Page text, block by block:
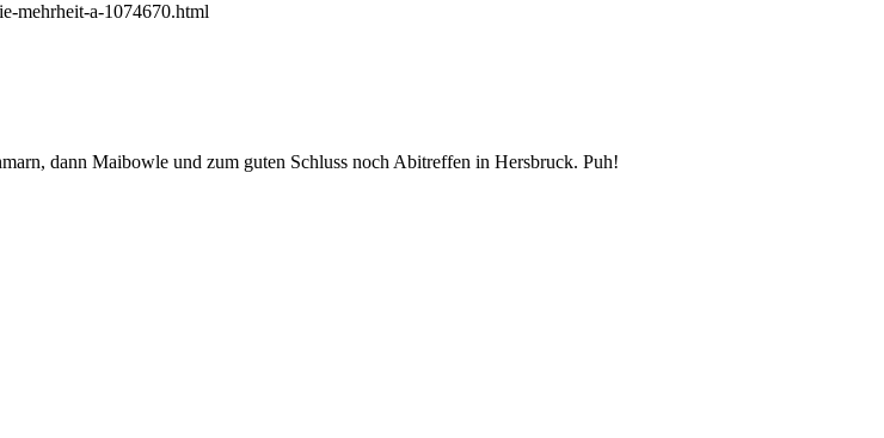
mehrheit-a-1074670.html
dann Maibowle und zum guten Schluss noch Abitreffen in Hersbruck. Puh!